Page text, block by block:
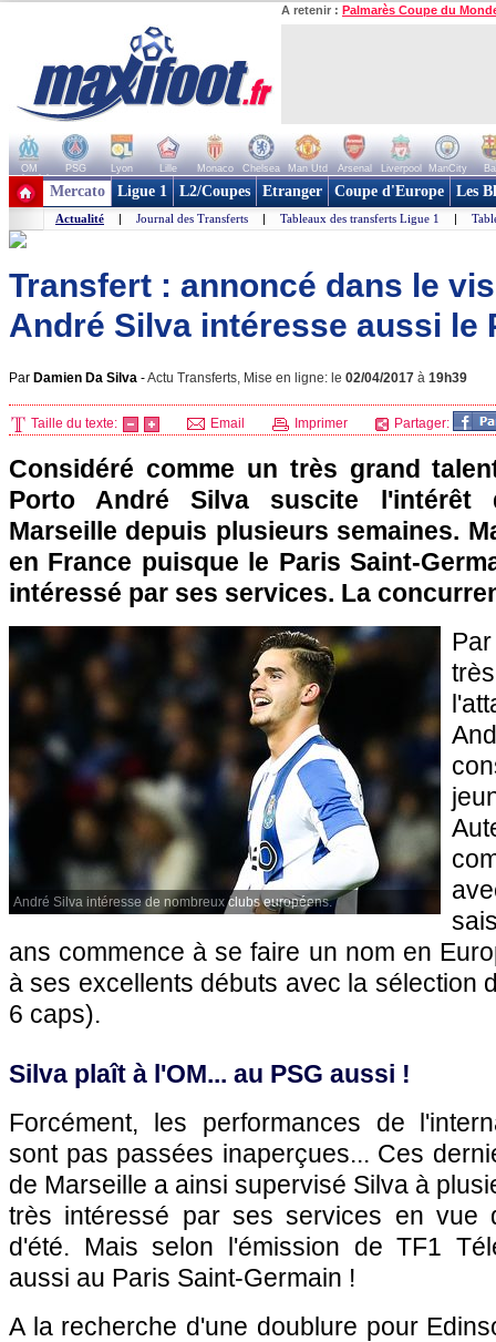
A retenir : Palmarès Coupe du
OM PSG Lyon Lille Monaco Chelsea Man Utd Arsenal Liverpool ManCity
+ de clubs
Mercato Ligue 1 L2/Coupes Etranger Coupe d'Europe Les
Actualité | Journal des Transferts | Tableaux des transferts Ligue 1 |
Transfert : annoncé dans le
André Silva intéresse aussi le
Par Damien Da Silva -Actu Transferts, Mise en ligne: le 02/04/2017 à 19h39
Taille du texte: Email Imprimer Partager:
Considéré comme un très grand
Porto André Silva suscite l'intérêt
Marseille depuis plusieurs semaines.
en France puisque le Paris Saint-
intéressé par ses services. La
André Silva intéresse de nombreux clubs européens.
ans commence à se faire un nom en
à ses excellents débuts avec la sélection
6 caps).
Silva plaît à l'OM... au PSG aussi !
Forcément, les performances de
sont pas passées inaperçues... Ces
de Marseille a ainsi supervisé Silva à
très intéressé par ses services en vue
d'été. Mais selon l'émission de TF1
aussi au Paris Saint-Germain !
A la recherche d'une doublure pour